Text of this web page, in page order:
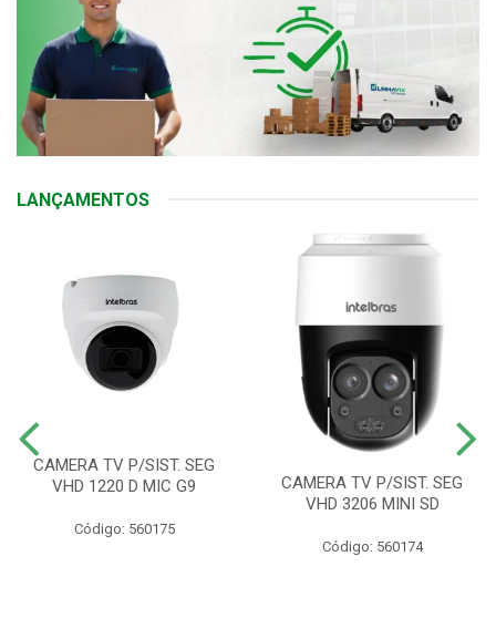
LANÇAMENTOS
CAMERA TV P/SIST. SEG
VHD 1220 D MIC G9
Código: 560175
CAMERA TV P/SIST. SEG
VHD 3206 MINI SD
Código: 560174